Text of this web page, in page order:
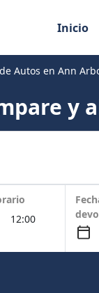
Inicio
Autos en Ann
y